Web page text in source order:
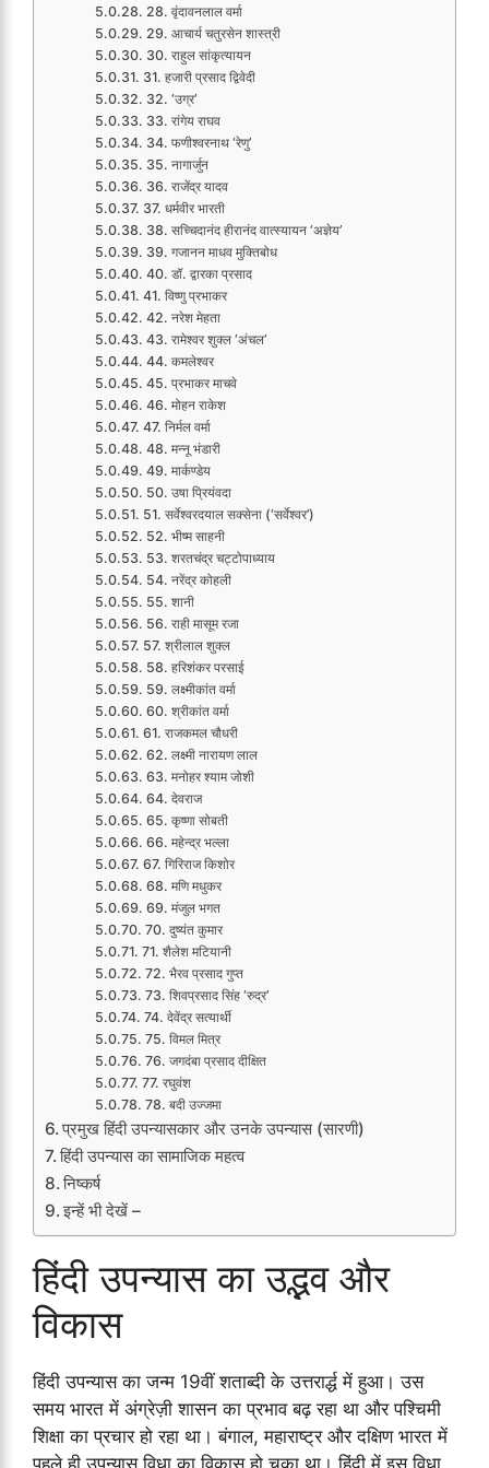
28. वृंदावनलाल वर्मा
29. आचार्य चतुरसेन शास्त्री
30. राहुल सांकृत्यायन
31. हजारी प्रसाद द्विवेदी
32. ‘उग्र’
33. रांगेय राघव
34. फणीश्वरनाथ ‘रेणु’
35. नागार्जुन
36. राजेंद्र यादव
37. धर्मवीर भारती
38. सच्चिदानंद हीरानंद वात्स्यायन ‘अज्ञेय’
39. गजानन माधव मुक्तिबोध
40. डॉ. द्वारका प्रसाद
41. विष्णु प्रभाकर
42. नरेश मेहता
43. रामेश्वर शुक्ल ‘अंचल’
44. कमलेश्वर
45. प्रभाकर माचवे
46. मोहन राकेश
47. निर्मल वर्मा
48. मन्नू भंडारी
49. मार्कण्डेय
50. उषा प्रियंवदा
51. सर्वेश्वरदयाल सक्सेना (‘सर्वेश्वर’)
52. भीष्म साहनी
53. शरतचंद्र चट्टोपाध्याय
54. नरेंद्र कोहली
55. शानी
56. राही मासूम रजा
57. श्रीलाल शुक्ल
58. हरिशंकर परसाई
59. लक्ष्मीकांत वर्मा
60. श्रीकांत वर्मा
61. राजकमल चौधरी
62. लक्ष्मी नारायण लाल
63. मनोहर श्याम जोशी
64. देवराज
65. कृष्णा सोबती
66. महेन्द्र भल्ला
67. गिरिराज किशोर
68. मणि मधुकर
69. मंजुल भगत
70. दुष्यंत कुमार
71. शैलेश मटियानी
72. भैरव प्रसाद गुप्त
73. शिवप्रसाद सिंह ‘रुद्र’
74. देवेंद्र सत्यार्थी
75. विमल मित्र
76. जगदंबा प्रसाद दीक्षित
77. रघुवंश
78. बदी उज्जमा
प्रमुख हिंदी उपन्यासकार और उनके उपन्यास (सारणी)
हिंदी उपन्यास का सामाजिक महत्व
निष्कर्ष
इन्हें भी देखें –
हिंदी उपन्यास का उद्भव और
विकास
हिंदी उपन्यास का जन्म 19वीं शताब्दी के उत्तरार्द्ध में हुआ। उस
समय भारत में अंग्रेज़ी शासन का प्रभाव बढ़ रहा था और पश्चिमी
शिक्षा का प्रचार हो रहा था। बंगाल, महाराष्ट्र और दक्षिण भारत में